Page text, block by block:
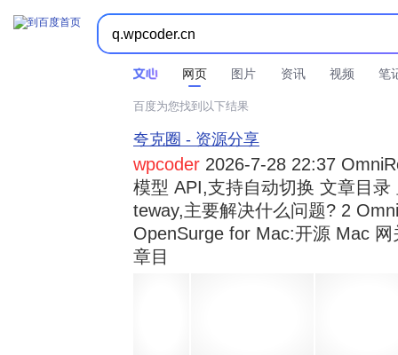
网页 图片 资讯 视频 笔
时间不限  所有网页和文件  站点内检索 
百度为您找到以下结果
夸克圈 - 资源分享
wpcoder 2026-7-28 22:37
模型 API,支持自动切换 文章目
teway,主要解决什么问题? 2
OpenSurge for Mac:开源 Mac
章目